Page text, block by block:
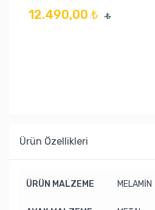
12.490,00 ₺ ₺
Ürün Özellikleri
ÜRÜN MALZEME MELAMİN